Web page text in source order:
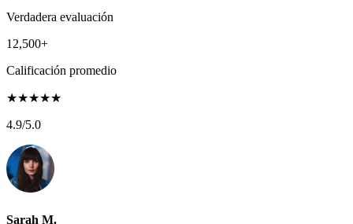
Verdadera evaluación
12,500+
Calificación promedio
★★★★★
4.9/5.0
Sarah M.